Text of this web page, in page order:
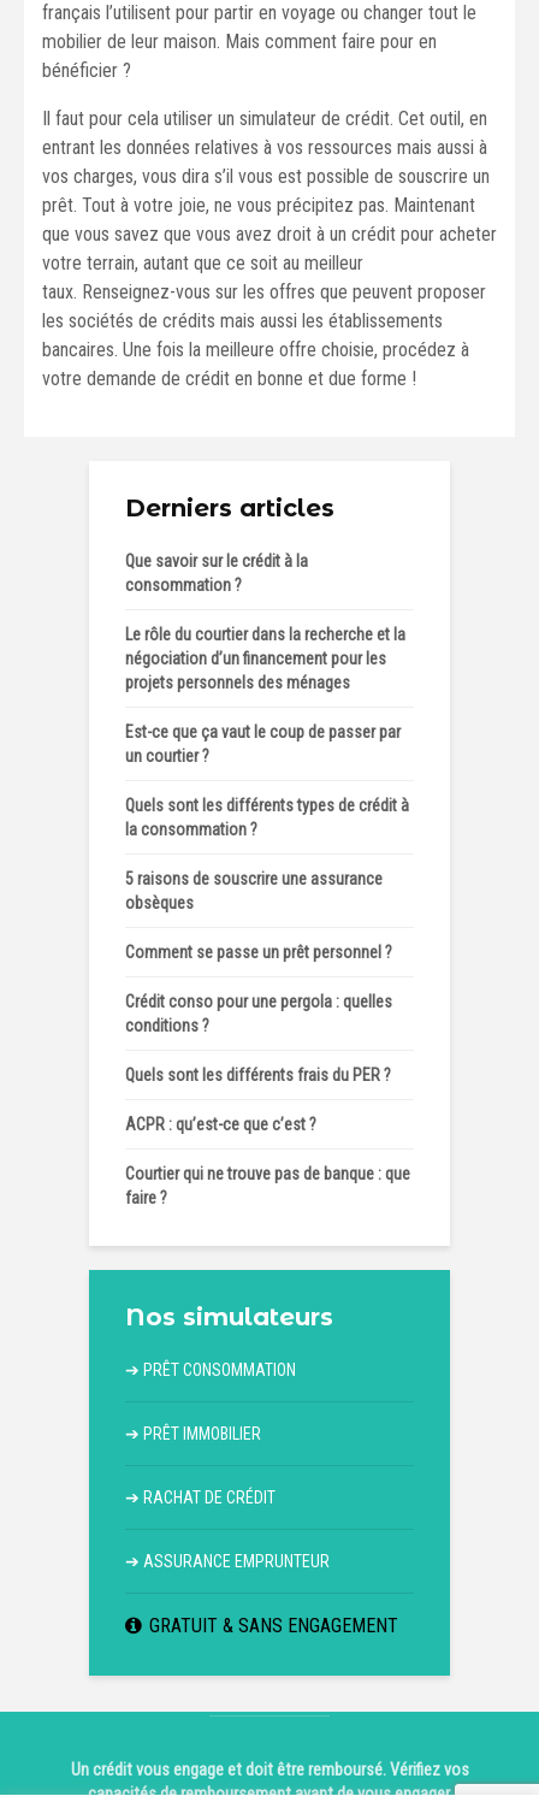
français l’utilisent pour partir en voyage ou changer tout le
mobilier de leur maison. Mais comment faire pour en
bénéficier ?
Il faut pour cela utiliser un simulateur de crédit. Cet outil, en
entrant les données relatives à vos ressources mais aussi à
vos charges, vous dira s’il vous est possible de souscrire un
prêt. Tout à votre joie, ne vous précipitez pas. Maintenant
que vous savez que vous avez droit à un crédit pour acheter
votre terrain, autant que ce soit au meilleur
taux. Renseignez-vous sur les offres que peuvent proposer
les sociétés de crédits mais aussi les établissements
bancaires. Une fois la meilleure offre choisie, procédez à
votre demande de crédit en bonne et due forme !
Derniers articles
Que savoir sur le crédit à la
consommation ?
Le rôle du courtier dans la recherche et la
négociation d’un financement pour les
projets personnels des ménages
Est-ce que ça vaut le coup de passer par
un courtier ?
Quels sont les différents types de crédit à
la consommation ?
5 raisons de souscrire une assurance
obsèques
Comment se passe un prêt personnel ?
Crédit conso pour une pergola : quelles
conditions ?
Quels sont les différents frais du PER ?
ACPR : qu’est-ce que c’est ?
Courtier qui ne trouve pas de banque : que
faire ?
Nos simulateurs
➔ PRÊT CONSOMMATION
➔ PRÊT IMMOBILIER
➔ RACHAT DE CRÉDIT
➔ ASSURANCE EMPRUNTEUR
GRATUIT & SANS ENGAGEMENT
Un crédit vous engage et doit être remboursé. Vérifiez vos